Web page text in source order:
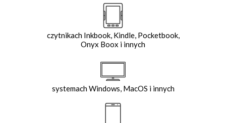
czytnikach Inkbook, Kindle, Pocketbook,
Onyx Boox i innych
systemach Windows, MacOS i innych